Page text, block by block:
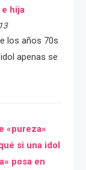
hija
los años 70s
apenas se
«pureza»
si una idol
posa en